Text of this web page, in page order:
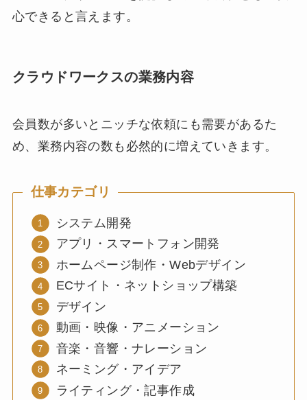
心できると言えます。
クラウドワークスの業務内容
会員数が多いとニッチな依頼にも需要があるた
め、業務内容の数も必然的に増えていきます。
仕事カテゴリ
システム開発
アプリ・スマートフォン開発
ホームページ制作・Webデザイン
ECサイト・ネットショップ構築
デザイン
動画・映像・アニメーション
音楽・音響・ナレーション
ネーミング・アイデア
ライティング・記事作成